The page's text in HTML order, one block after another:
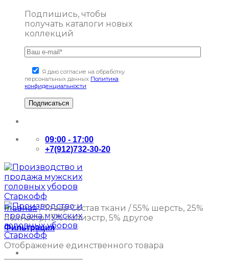
Подпишись, чтобы
получать каталоги новых
коллекций
Я даю согласие на обработку
персональных данных Политика
конфиденциальности
09:00 - 17:00
+7(912)732-30-20
Главная /Товар Состав ткани / 55% шерсть, 25%
полиэстр, 15% полиэстр, 5% другое
Фильтрация
Отображение единственного товара